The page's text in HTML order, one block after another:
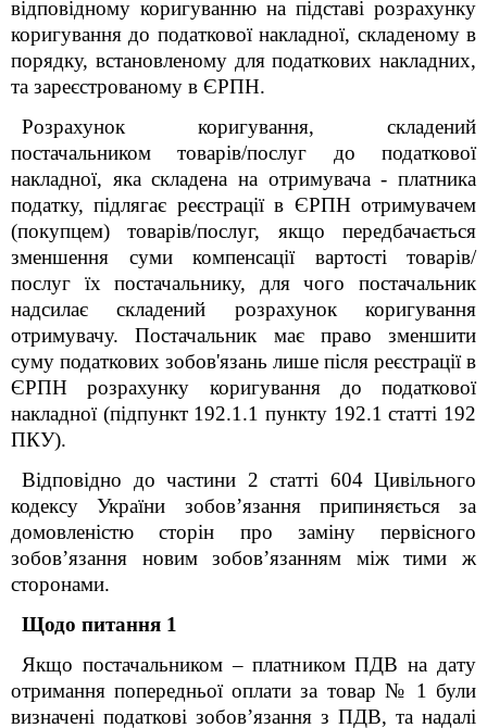
відповідному коригуванню на підставі розрахунку
коригування до податкової накладної, складеному в
порядку, встановленому для податкових накладних,
та зареєстрованому в ЄРПН.
Розрахунок коригування, складений
постачальником товарів/послуг до податкової
накладної, яка складена на отримувача - платника
податку, підлягає реєстрації в ЄРПН отримувачем
(покупцем) товарів/послуг, якщо передбачається
зменшення суми компенсації вартості товарів/
послуг їх постачальнику, для чого постачальник
надсилає складений розрахунок коригування
отримувачу. Постачальник має право зменшити
суму податкових зобов'язань лише після реєстрації в
ЄРПН розрахунку коригування до податкової
накладної (підпункт 192.1.1 пункту 192.1 статті 192
ПКУ).
Відповідно до частини 2 статті 604 Цивільного
кодексу України зобов’язання припиняється за
домовленістю сторін про заміну первісного
зобов’язання новим зобов’язанням між тими ж
сторонами.
Щодо питання 1
Якщо постачальником – платником ПДВ на дату
отримання попередньої оплати за товар № 1 були
визначені податкові зобов’язання з ПДВ, та надалі